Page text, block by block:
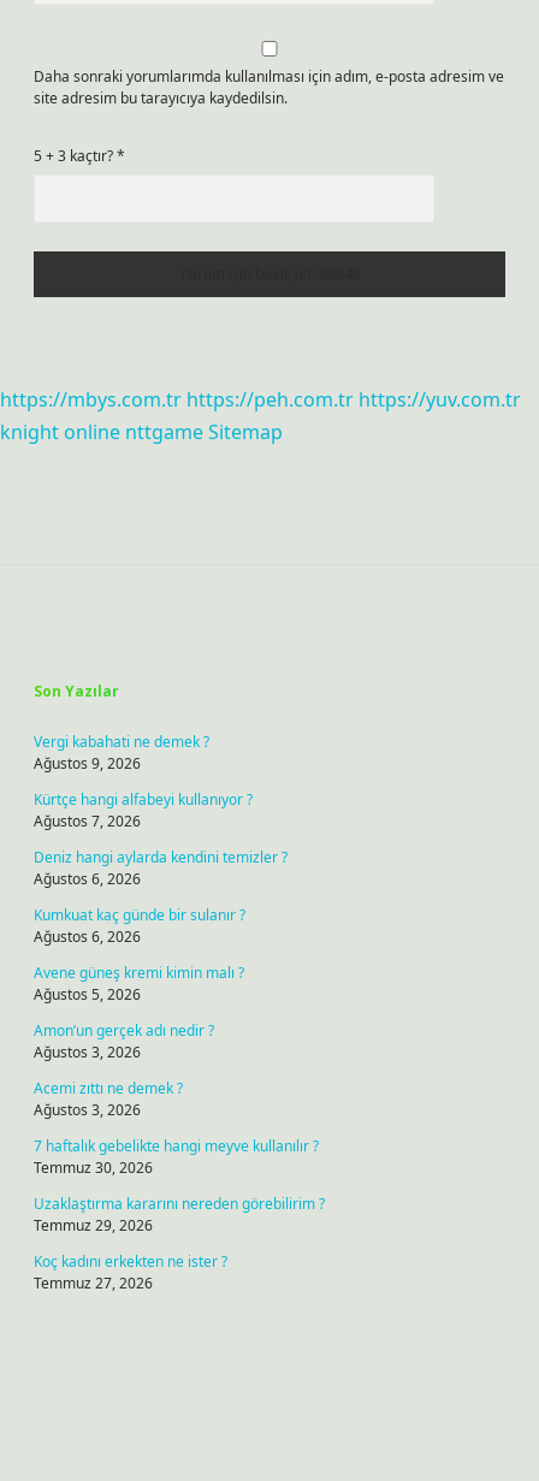
Daha sonraki yorumlarımda kullanılması için adım, e-posta adresim ve
site adresim bu tarayıcıya kaydedilsin.
5 + 3 kaçtır?*
https://mbys.com.tr https://peh.com.tr https://yuv.com.tr
knight online nttgameSitemap
Son Yazılar
Vergi kabahati ne demek ?
Ağustos 9, 2026
Kürtçe hangi alfabeyi kullanıyor ?
Ağustos 7, 2026
Deniz hangi aylarda kendini temizler ?
Ağustos 6, 2026
Kumkuat kaç günde bir sulanır ?
Ağustos 6, 2026
Avene güneş kremi kimin malı ?
Ağustos 5, 2026
Amon’un gerçek adı nedir ?
Ağustos 3, 2026
Acemi zıttı ne demek ?
Ağustos 3, 2026
7 haftalık gebelikte hangi meyve kullanılır ?
Temmuz 30, 2026
Uzaklaştırma kararını nereden görebilirim ?
Temmuz 29, 2026
Koç kadını erkekten ne ister ?
Temmuz 27, 2026